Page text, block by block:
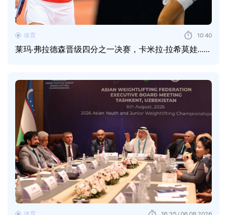
莱玛·弗拉德森晋级四分之一决赛，卡米拉·拉希莫娃……
体育 10:40